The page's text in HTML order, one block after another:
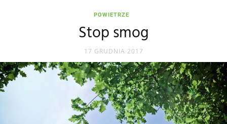
POWIETRZE
Stop smog
17 GRUDNIA 2017